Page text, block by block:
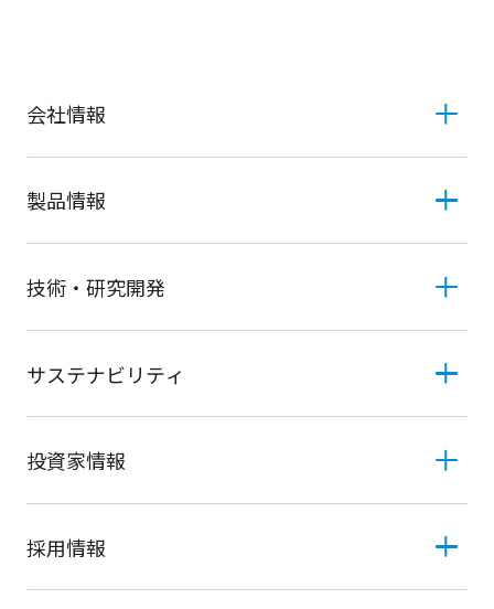
会社情報
製品情報
技術・研究開発
サステナビリティ
投資家情報
採用情報